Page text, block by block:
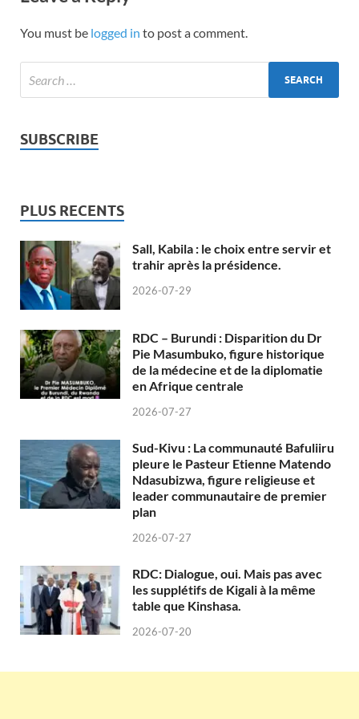
You must be logged in to post a comment.
SUBSCRIBE
PLUS RECENTS
Sall, Kabila : le choix entre servir et
trahir après la présidence.
2026-07-29
RDC – Burundi : Disparition du Dr
Pie Masumbuko, figure historique
de la médecine et de la diplomatie
en Afrique centrale
2026-07-27
Sud-Kivu : La communauté Bafuliiru
pleure le Pasteur Etienne Matendo
Ndasubizwa, figure religieuse et
leader communautaire de premier
plan
2026-07-27
RDC: Dialogue, oui. Mais pas avec
les supplétifs de Kigali à la même
table que Kinshasa.
2026-07-20